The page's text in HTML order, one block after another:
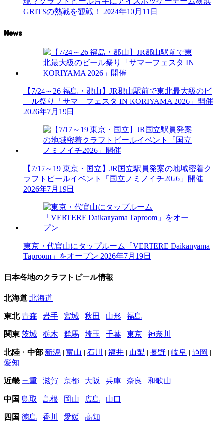
GRITSの熱戦を観戦！
2024年10月11日
News
【7/24～26 福島・郡山】JR郡山駅前で東北最大級のビ
ール祭り「サマーフェスタ IN KORIYAMA 2026」開催
2026年7月19日
【7/17～19 東京・国立】JR国立駅員発案の地域密着ク
ラフトビールイベント「国立ノミノイチ2026」開催
2026年7月19日
東京・代官山にタップルーム「VERTERE Daikanyama
Taproom」をオープン 2026年7月19日
日本各地のクラフトビール情報
北海道 北海道
東北 青森 | 岩手 | 宮城 | 秋田 | 山形 | 福島
関東 茨城 | 栃木 | 群馬 | 埼玉 | 千葉 | 東京 | 神奈川
北陸・中部 新潟 | 富山 | 石川 | 福井 | 山梨 | 長野 | 岐阜 | 静岡 |
愛知
近畿 三重 | 滋賀 | 京都 | 大阪 | 兵庫 | 奈良 | 和歌山
中国 鳥取 | 島根 | 岡山 | 広島 | 山口
四国 徳島 | 香川 | 愛媛 | 高知